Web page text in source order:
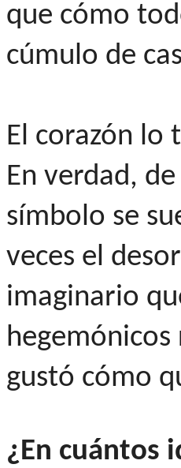
que cómo
cúmulo de
El corazón lo
En verdad,
símbolo se
veces el
imaginario
gustó cómo
¿En cuántos